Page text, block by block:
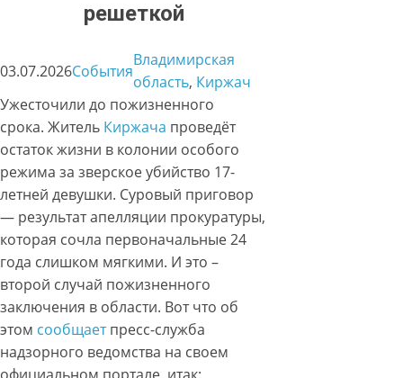
решеткой
03.07.2026События
Владимирская
область, Киржач
Ужесточили до пожизненного
срока. Житель Киржача проведёт
остаток жизни в колонии особого
режима за зверское убийство 17-
летней девушки. Суровый приговор
— результат апелляции прокуратуры,
которая сочла первоначальные 24
года слишком мягкими. И это –
второй случай пожизненного
заключения в области. Вот что об
этом сообщаетпресс-служба
надзорного ведомства на своем